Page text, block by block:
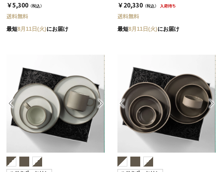
￥5,300 （税込）
送料無料
最短8月11日(火)にお届け
￥20,330 （税込） 入荷待ち
送料無料
最短8月11日(火)にお届け